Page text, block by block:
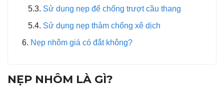
Sử dụng nẹp để chống trượt cầu thang
Sử dụng nẹp thảm chống xê dịch
Nẹp nhôm giá có đắt không?
NẸP NHÔM LÀ GÌ?